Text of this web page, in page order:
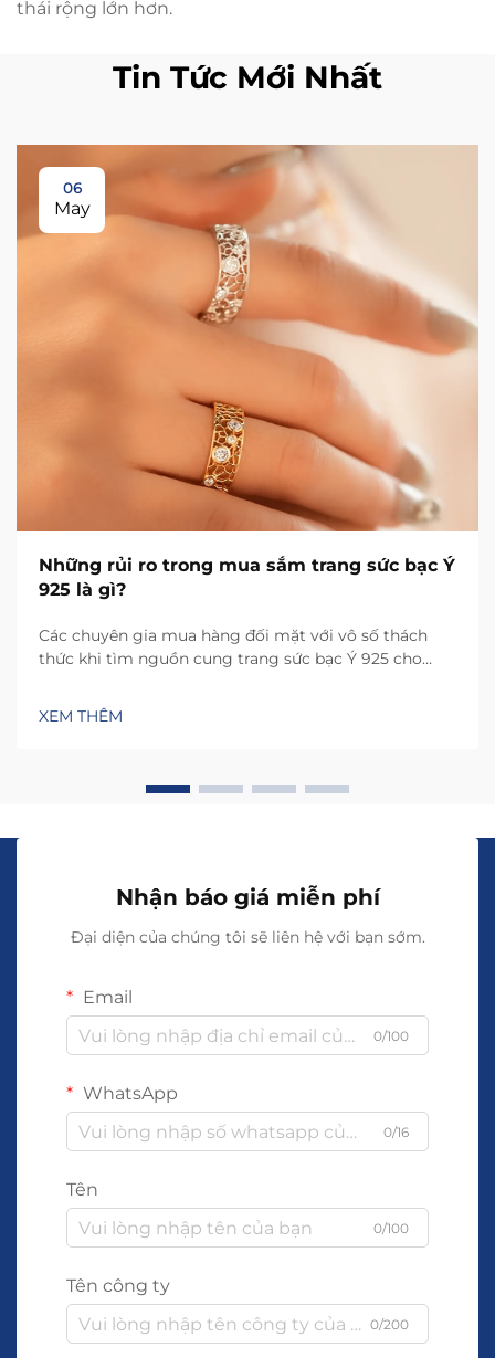
thái rộng lớn hơn.
Tin Tức Mới Nhất
06
May
Những rủi ro trong mua sắm trang sức bạc Ý
925 là gì?
Các chuyên gia mua hàng đối mặt với vô số thách
thức khi tìm nguồn cung trang sức bạc Ý 925 cho
minh nhà cung cấp. Ngành trang sức tiềm ẩn những
rủi ro đặc thù có thể ảnh hưởng đáng kể đến chất
XEM THÊM
Nhận báo giá miễn phí
Đại diện của chúng tôi sẽ liên hệ với bạn sớm.
Email
0/100
WhatsApp
0/16
Tên
0/100
Tên công ty
0/200